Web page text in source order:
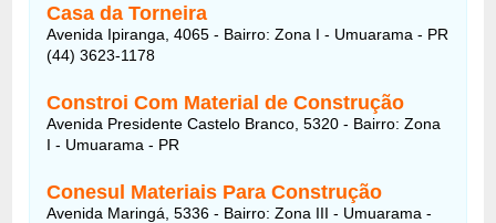
Casa da Torneira
Avenida Ipiranga, 4065 - Bairro: Zona I - Umuarama - PR
(44) 3623-1178
Constroi Com Material de Construção
Avenida Presidente Castelo Branco, 5320 - Bairro: Zona
I - Umuarama - PR
Conesul Materiais Para Construção
Avenida Maringá, 5336 - Bairro: Zona III - Umuarama -